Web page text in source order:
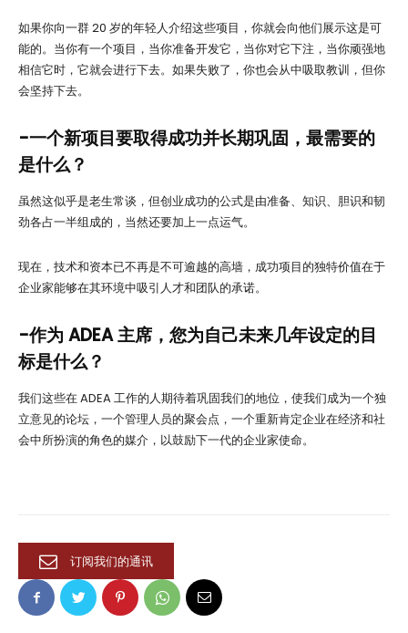
如果你向一群 20 岁的年轻人介绍这些项目，你就会向他们展示这是可
能的。当你有一个项目，当你准备开发它，当你对它下注，当你顽强地
相信它时，它就会进行下去。如果失败了，你也会从中吸取教训，但你
会坚持下去。
-一个新项目要取得成功并长期巩固，最需要的
是什么？
虽然这似乎是老生常谈，但创业成功的公式是由准备、知识、胆识和韧
劲各占一半组成的，当然还要加上一点运气。
现在，技术和资本已不再是不可逾越的高墙，成功项目的独特价值在于
企业家能够在其环境中吸引人才和团队的承诺。
-作为 ADEA 主席，您为自己未来几年设定的目
标是什么？
我们这些在 ADEA 工作的人期待着巩固我们的地位，使我们成为一个独
立意见的论坛，一个管理人员的聚会点，一个重新肯定企业在经济和社
会中所扮演的角色的媒介，以鼓励下一代的企业家使命。
订阅我们的通讯